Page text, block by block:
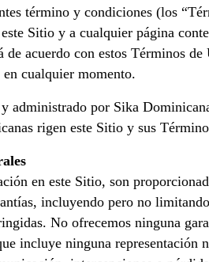
término y condiciones (los
Sitio y a cualquier página
de acuerdo con estos Términos
en cualquier momento.
administrado por Sika
rigen este Sitio y sus
en este Sitio, son
incluyendo pero no
No ofrecemos ninguna
incluye ninguna representación